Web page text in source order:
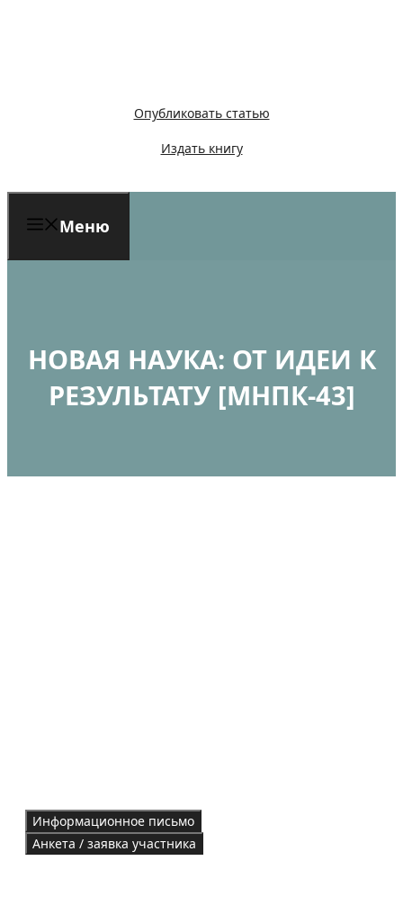
Опубликовать статью
Издать книгу
Меню
НОВАЯ НАУКА: ОТ ИДЕИ К
РЕЗУЛЬТАТУ [МНПК-43]
Информационное письмо
Анкета / заявка участника